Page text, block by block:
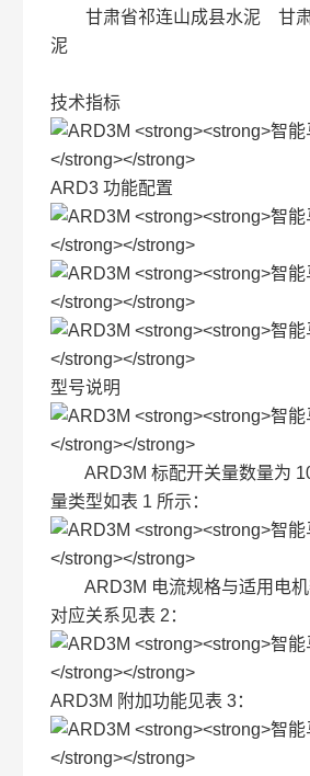
甘肃省祁连山成县水泥 甘肃
泥
技术指标
ARD3 功能配置
型号说明
ARD3M 标配开关量数量为
量类型如表 1 所示：
ARD3M 电流规格与适用电机
对应关系见表 2：
ARD3M 附加功能见表 3：